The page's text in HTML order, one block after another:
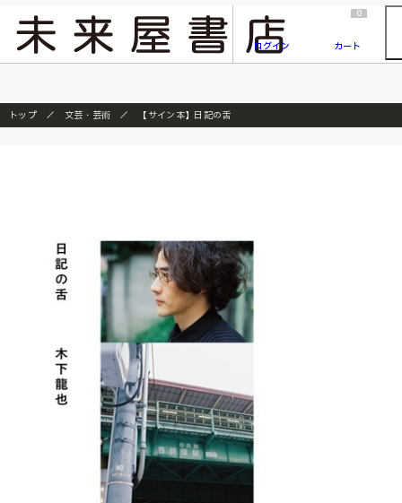
『ONE PIECE magazine 021 ONE PIECEカード付き同梱版』発売延期のご案内
ログイン
0
カート
トップ 文芸・芸術 【サイン本】日記の舌